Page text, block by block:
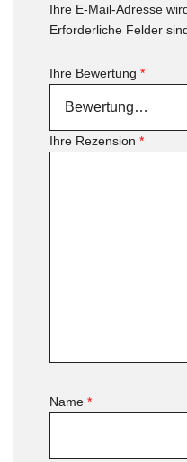
Ihre E-Mail-Adresse
Erforderliche Felder
Ihre Bewertung *
Ihre Rezension *
Name *